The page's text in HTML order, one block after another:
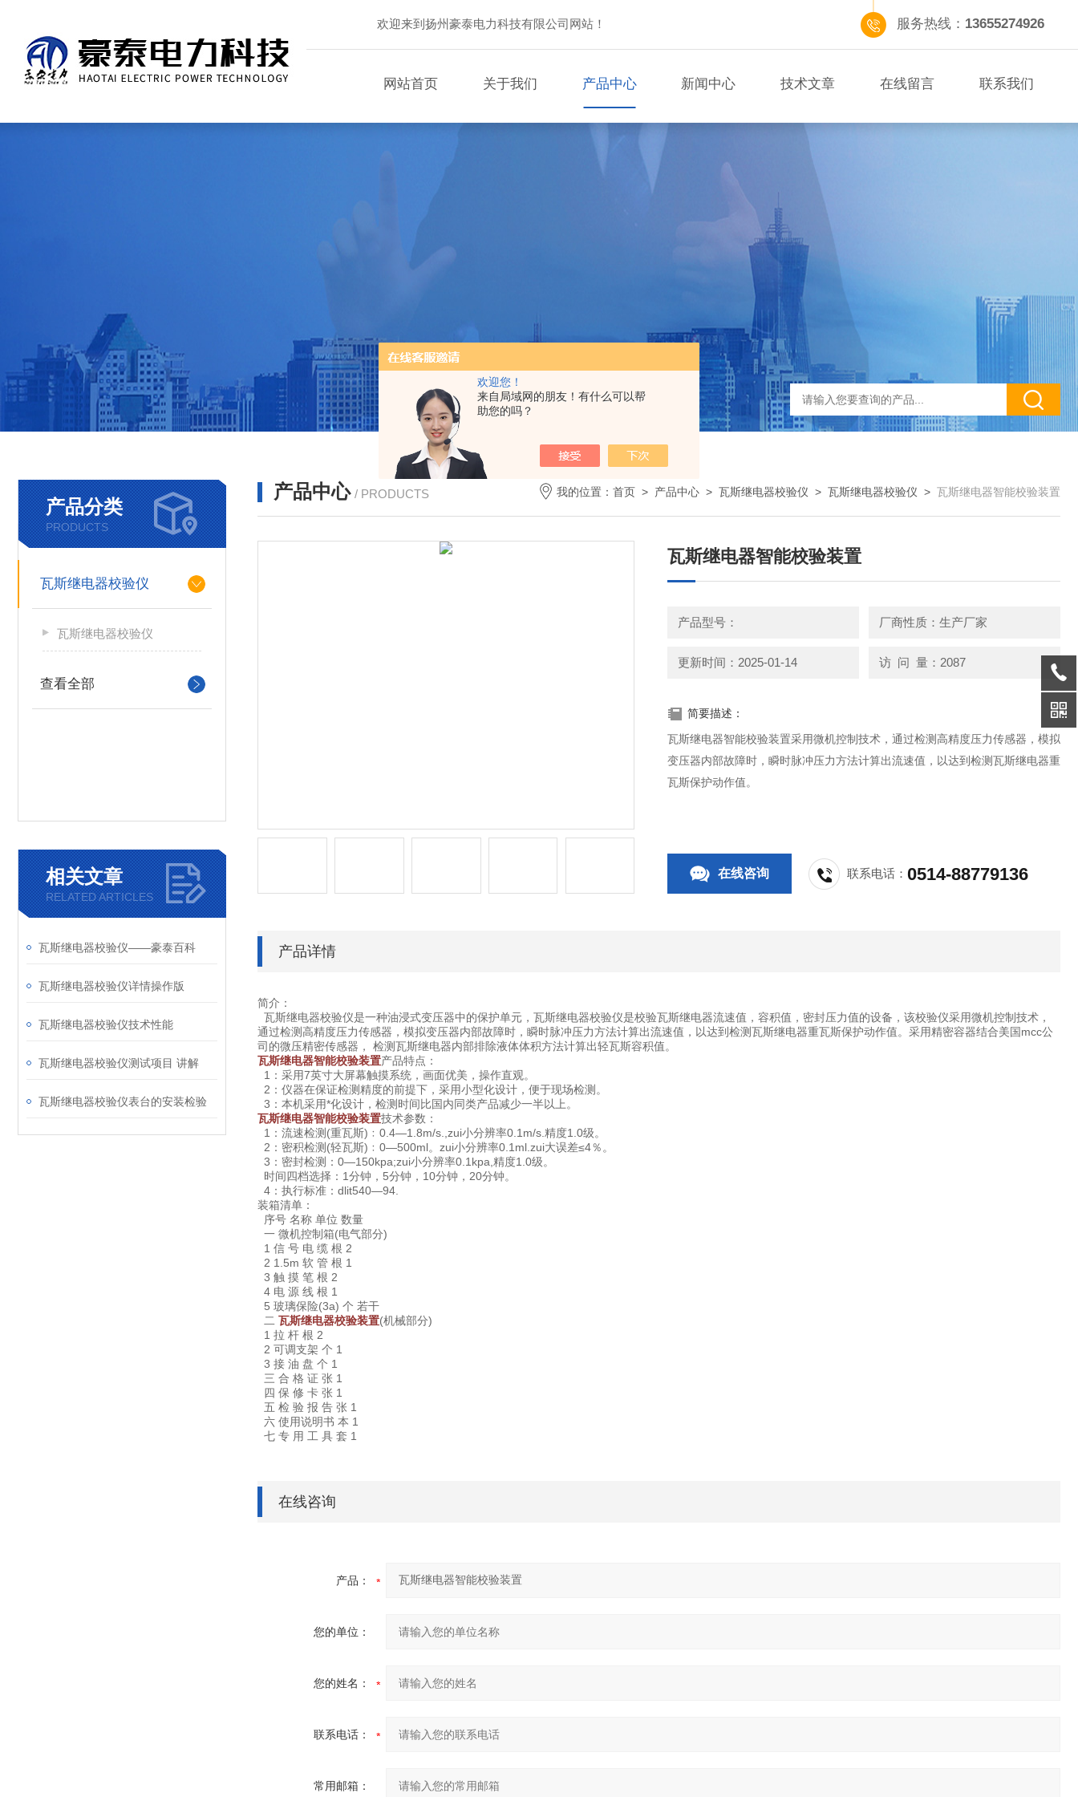
欢迎您！
来自局域网的朋友！有什么可以帮
助您的吗？
欢迎来到扬州豪泰电力科技有限公司网站！ 服务热线： 13655274926
网站首页 关于我们 产品中心 新闻中心 技术文章 在线留言 联系我们
产品分类
PRODUCTS
瓦斯继电器校验仪
瓦斯继电器校验仪
查看全部
相关文章
RELATED ARTICLES
瓦斯继电器校验仪——豪泰百科
瓦斯继电器校验仪详情操作版
瓦斯继电器校验仪技术性能
瓦斯继电器校验仪测试项目 讲解
瓦斯继电器校验仪表台的安装检验
产品中心 / PRODUCTS 我的位置： 首页 > 产品中心 > 瓦斯继电器校验仪 > 瓦斯继电器校验仪 > 瓦斯继电器智能校验装置
瓦斯继电器智能校验装置
产品型号： 厂商性质：生产厂家
更新时间：2025-01-14 访 问 量：2087
简要描述：
瓦斯继电器智能校验装置采用微机控制技术，通过检测高精度压力传感器，模拟
变压器内部故障时，瞬时脉冲压力方法计算出流速值，以达到检测瓦斯继电器重
瓦斯保护动作值。
在线咨询 联系电话：0514-88779136
产品详情
简介：
瓦斯继电器校验仪是一种油浸式变压器中的保护单元，瓦斯继电器校验仪是校验瓦斯继电器流速值，容积值，密封压力值的设备，该校验仪采用微机控制技术，
通过检测高精度压力传感器，模拟变压器内部故障时，瞬时脉冲压力方法计算出流速值，以达到检测瓦斯继电器重瓦斯保护动作值。采用精密容器结合美国mcc公
司的微压精密传感器， 检测瓦斯继电器内部排除液体体积方法计算出轻瓦斯容积值。
瓦斯继电器智能校验装置产品特点：
1：采用7英寸大屏幕触摸系统，画面优美，操作直观。
2：仪器在保证检测精度的前提下，采用小型化设计，便于现场检测。
3：本机采用*化设计，检测时间比国内同类产品减少一半以上。
瓦斯继电器智能校验装置技术参数：
1：流速检测(重瓦斯)﹕0.4—1.8m/s.,zui小分辨率0.1m/s.精度1.0级。
2：密积检测(轻瓦斯)﹕0—500ml。zui小分辨率0.1ml.zui大误差≤4％。
3：密封检测：0—150kpa;zui小分辨率0.1kpa,精度1.0级。
时间四档选择：1分钟，5分钟，10分钟，20分钟。
4：执行标准：dlit540—94.
装箱清单：
序号 名称 单位 数量
一 微机控制箱(电气部分)
1 信 号 电 缆 根 2
2 1.5m 软 管 根 1
3 触 摸 笔 根 2
4 电 源 线 根 1
5 玻璃保险(3a) 个 若干
二 瓦斯继电器校验装置(机械部分)
1 拉 杆 根 2
2 可调支架 个 1
3 接 油 盘 个 1
三 合 格 证 张 1
四 保 修 卡 张 1
五 检 验 报 告 张 1
六 使用说明书 本 1
七 专 用 工 具 套 1
在线咨询
产品：
您的单位：
您的姓名：
联系电话：
常用邮箱：